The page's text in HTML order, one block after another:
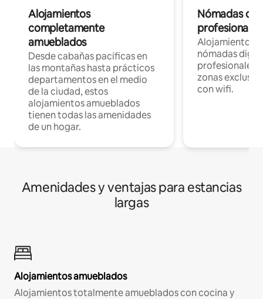
Alojamientos
completamente
amueblados
Desde cabañas pacíficas en
las montañas hasta prácticos
departamentos en el medio
de la ciudad, estos
alojamientos amueblados
tienen todas las amenidades
de un hogar.
Nómadas
Alojamientos
nómadas
profesionales
zonas
con wifi.
Amenidades y ventajas para estancias
largas
Alojamientos amueblados
Alojamientos totalmente amueblados con cocina y